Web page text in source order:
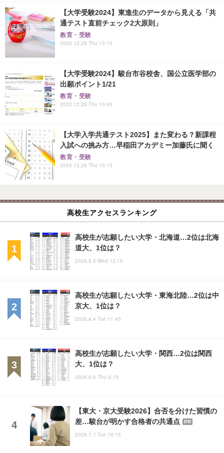
【大学受験2024】東進生のデータから見える「共
通テスト直前チェック2大原則」
教育・受験
2023.12.28 Thu 13:15
【大学受験2024】駿台市谷校舎、国公立医学部の
出願ポイント1/21
教育・受験
2023.12.28 Thu 10:45
【大学入学共通テスト2025】また変わる？新課程
入試への挑み方…早稲田アカデミー加藤氏に聞く
教育・受験
2023.12.28 Thu 10:15
高校生アクセスランキング
高校生が志願したい大学・北海道…2位は北海
道大、1位は？
2026.8.5 Wed 12:15
高校生が志願したい大学・東海北陸…2位は中
京大、1位は？
2026.8.4 Tue 11:45
高校生が志願したい大学・関西…2位は関西
大、1位は？
2026.8.6 Thu 9:15
【東大・京大受験2026】合否を分けた習慣の
差…駿台が明かす合格者の共通点
PR
2026.7.7 Tue 19:15